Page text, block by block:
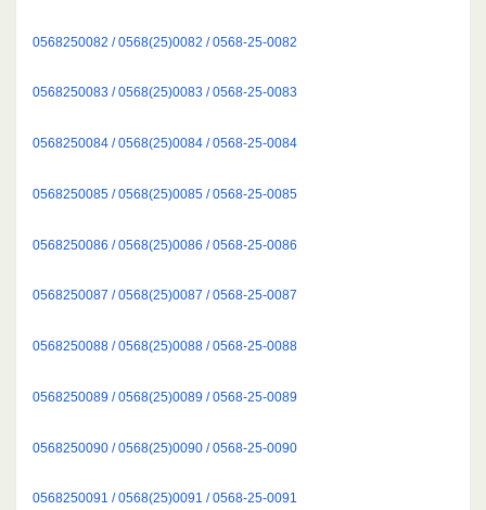
0568250082 / 0568(25)0082 / 0568-25-0082
0568250083 / 0568(25)0083 / 0568-25-0083
0568250084 / 0568(25)0084 / 0568-25-0084
0568250085 / 0568(25)0085 / 0568-25-0085
0568250086 / 0568(25)0086 / 0568-25-0086
0568250087 / 0568(25)0087 / 0568-25-0087
0568250088 / 0568(25)0088 / 0568-25-0088
0568250089 / 0568(25)0089 / 0568-25-0089
0568250090 / 0568(25)0090 / 0568-25-0090
0568250091 / 0568(25)0091 / 0568-25-0091